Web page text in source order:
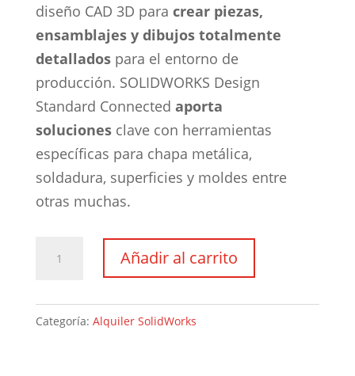
diseño CAD 3D para crear piezas,
ensamblajes y dibujos totalmente
detalladospara el entorno de
producción. SOLIDWORKS Design
Standard Connected aporta
solucionesclave con herramientas
específicas para chapa metálica,
soldadura, superficies y moldes entre
otras muchas.
Connected
Añadir al carrito
Categoría: Alquiler SolidWorks